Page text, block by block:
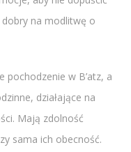
na modlitwę o
w B’atz, a
działające na
Mają zdolność
sama ich obecność.